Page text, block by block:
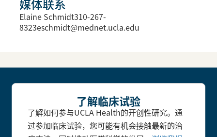
媒体联系
Elaine Schmidt310-267-
8323eschmidt@mednet.ucla.edu
了解临床试验
了解如何参与UCLA Health的开创性研究。通
过参加临床试验，您可能有机会接触最新的治